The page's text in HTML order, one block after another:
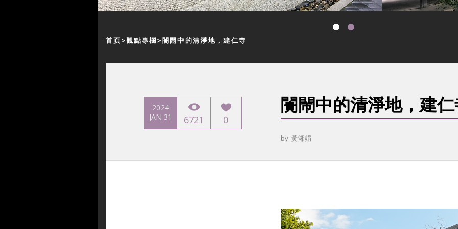
首頁 觀點專欄 闠閙中的清淨地，建仁寺
2024
JAN 31
6721 0
闠閙中的清淨地，建
by 黃湘娟